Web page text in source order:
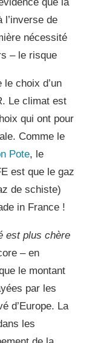
de
nécessité
– le risque
choix d’un
Le climat est
qui ont pour
Comme le
Pote, le
est que le gaz
de schiste)
in France !
est plus chère
– en
le montant
par les
d’Europe. La
les